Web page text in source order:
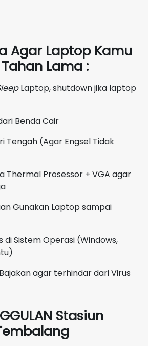
Agar Laptop Kamu
Lama :
Laptop, shutdown jika laptop
Benda Cair
Tengah (Agar Engsel Tidak
Thermal Prosessor + VGA agar
Gunakan Laptop sampai
Sistem Operasi (Windows,
agar terhindar dari Virus
Stasiun